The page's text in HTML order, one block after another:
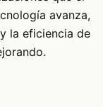
avanza,
la eficiencia de